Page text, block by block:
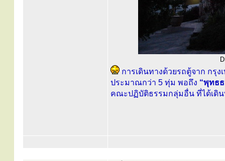
การเดินทางด้วยรถตู้จาก กรุ
ประมาณกว่า 5 ทุ่ม พอถึง “พุทธ
คณะปฏิบัติธรรมกลุ่มอื่น ที่ได้เดิ